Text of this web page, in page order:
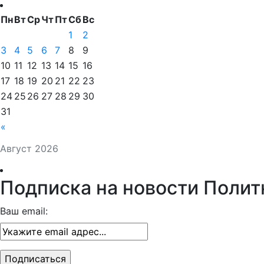
Август 2026
ПнВтСрЧтПтСбВс
«
1
2
3
4 5 6 7 8
9
10 11 12 13 14 15 16
17 18 19 20 21 22 23
24 25 26 27 28 29 30
31
Подписка на новости
Ваш email: